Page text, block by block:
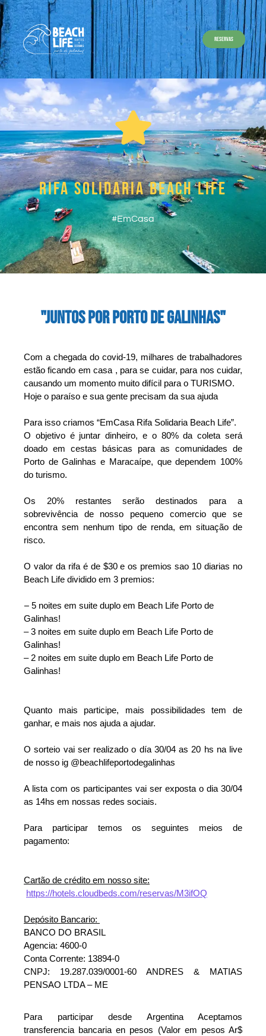
RESERVAS
RIFA SOLIDARIA BEACH LIFE
#EmCasa
"JUNTOS POR PORTO DE GALINHAS"
Com a chegada do covid-19, milhares de trabalhadores
estão ficando em casa , para se cuidar, para nos cuidar,
causando um momento muito difícil para o TURISMO.
Hoje o paraíso e sua gente precisam da sua ajuda
Para isso criamos “EmCasa Rifa Solidaria Beach Life”.
O objetivo é juntar dinheiro, e o 80% da coleta será
doado em cestas básicas para as comunidades de
Porto de Galinhas e Maracaípe, que dependem 100%
do turismo.
Os 20% restantes serão destinados para a
sobrevivência de nosso pequeno comercio que se
encontra sem nenhum tipo de renda, em situação de
risco.
O valor da rifa é de $30 e os premios sao 10 diarias no
Beach Life dividido em 3 premios:
– 5 noites em suite duplo em Beach Life Porto de
Galinhas!
– 3 noites em suite duplo em Beach Life Porto de
Galinhas!
– 2 noites em suite duplo em Beach Life Porto de
Galinhas!
Quanto mais participe, mais possibilidades tem de
ganhar, e mais nos ajuda a ajudar.
O sorteio vai ser realizado o día 30/04 as 20 hs na live
de nosso ig @beachlifeportodegalinhas
A lista com os participantes vai ser exposta o dia 30/04
as 14hs em nossas redes sociais.
Para participar temos os seguintes meios de
pagamento:
Cartão de crédito em nosso site:
https://hotels.cloudbeds.com/reservas/M3ifOQ
Depósito Bancario:
BANCO DO BRASIL
Agencia: 4600-0
Conta Corrente: 13894-0
CNPJ: 19.287.039/0001-60 ANDRES & MATIAS
PENSAO LTDA – ME
Para participar desde Argentina Aceptamos
transferencia bancaria en pesos (Valor em pesos Ar$